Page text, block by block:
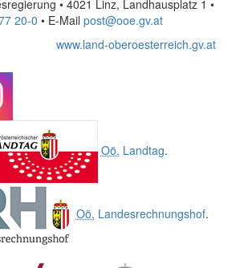
• 4021 Linz, Landhausplatz 1 •
20-0 • E-Mail post@ooe.gv.at
www.land-oberoesterreich.gv.at
Oö. Landtag.
Oö. Landesrechnungshof.